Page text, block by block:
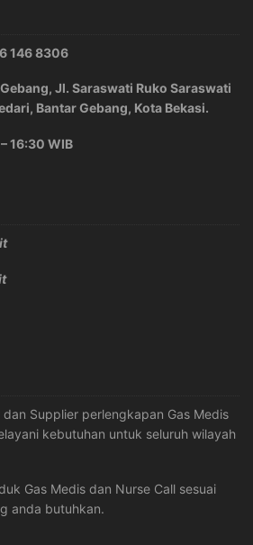
146 8306
Jl. Saraswati Ruko Saraswati
Bantar Gebang, Kota Bekasi.
16:30 WIB
Supplier perlengkapan Gas Medis
kebutuhan untuk seluruh wilayah
Gas Medis dan Nurse Call sesuai
anda butuhkan.